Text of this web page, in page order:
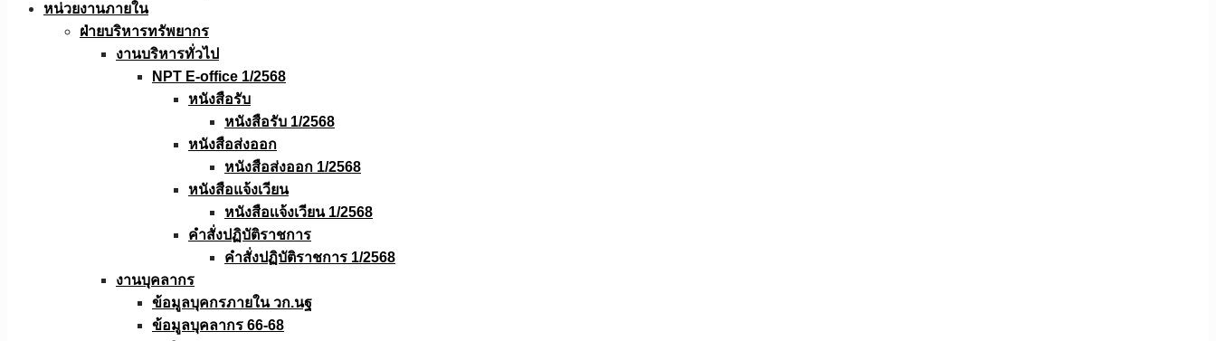
หน่วยงานภายใน
ฝ่ายบริหารทรัพยากร
งานบริหารทั่วไป
NPT E-office 1/2568
หนังสือรับ
หนังสือรับ 1/2568
หนังสือส่งออก
หนังสือส่งออก 1/2568
หนังสือแจ้งเวียน
หนังสือเเจ้งเวียน 1/2568
คำสั่งปฏิบัติราชการ
คำสั่งปฏิบัติราชการ 1/2568
งานบุคลากร
ข้อมูลบุคกรภายใน วก.นฐ
ข้อมูลบุคลากร 66-68